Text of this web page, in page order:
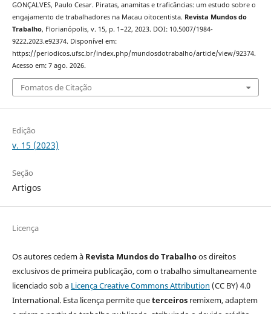
GONÇALVES, Paulo Cesar. Piratas, anamitas e traficâncias: um estudo sobre o
engajamento de trabalhadores na Macau oitocentista. Revista Mundos do
Trabalho, Florianópolis, v. 15, p. 1–22, 2023. DOI: 10.5007/1984-
9222.2023.e92374. Disponível em:
https://periodicos.ufsc.br/index.php/mundosdotrabalho/article/view/92374.
Acesso em: 7 ago. 2026.
Fomatos de Citação
Edição
v. 15 (2023)
Seção
Artigos
Licença
Os autores cedem à Revista Mundos do Trabalhoos direitos
exclusivos de primeira publicação, com o trabalho simultaneamente
licenciado sob a Licença Creative Commons Attribution (CC BY) 4.0
International. Esta licença permite queterceirosremixem, adaptem